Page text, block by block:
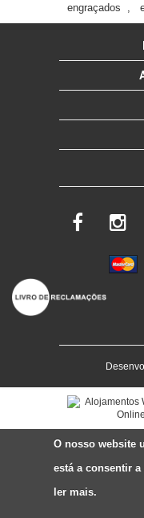
engraçados
O nosso website
está a consentir
ler mais.